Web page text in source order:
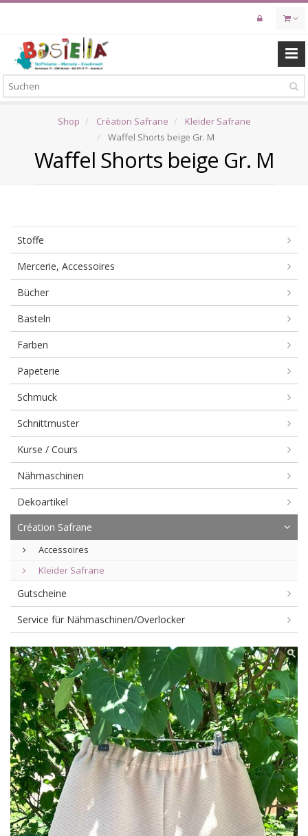
Skip
content
Shop Création Safrane
Kleider Safrane
Waffel Shorts beige Gr. M
Waffel Shorts beige Gr. M
Stoffe
Mercerie, Accessoires
Bücher
Basteln
Farben
Papeterie
Schmuck
Schnittmuster
Kurse / Cours
Nähmaschinen
Dekoartikel
Création Safrane
Accessoires
Kleider Safrane
Gutscheine
Service für Nähmaschinen/Overlocker